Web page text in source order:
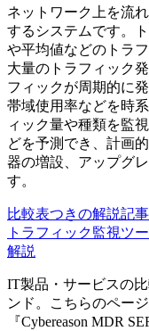
ネットワーク上を流
するシステムです。
や平均値などのトラ
大量のトラフィック
フィックが周期的に
帯域使用率などを時
ィック量や種類を監
どを予測でき、計画
器の増設、アップグ
す。
比較表つきの解説記
トラフィック監視ツ
解説
IT製品・サービスの
ンド。こちらのページ
『Cybereason MDR